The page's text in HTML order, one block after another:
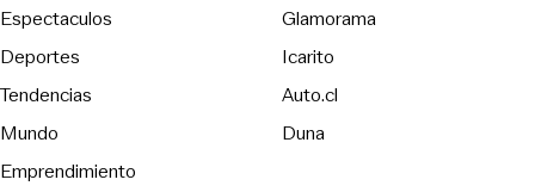
Espectaculos
Deportes
Tendencias
Mundo
Emprendimiento
Glamorama
Icarito
Auto.cl
Duna